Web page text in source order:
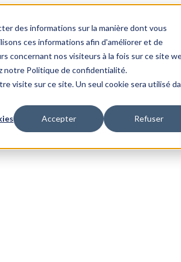
des informations sur la manière dont vous
ces informations afin d'améliorer et de
concernant nos visiteurs à la fois sur ce site
notre Politique de confidentialité.
visite sur ce site. Un seul cookie sera utilisé
Accepter Refuser